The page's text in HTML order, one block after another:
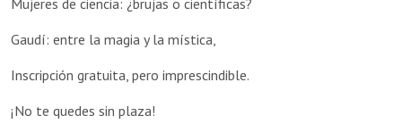
Mujeres de ciencia: ¿brujas o científicas?
Gaudí: entre la magia y la mística,
Inscripción gratuita, pero imprescindible.
¡No te quedes sin plaza!